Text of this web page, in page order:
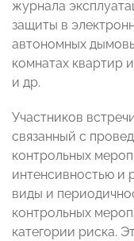
журнала
защиты в
автономных
комнатах квартир
и др.
Участников
связанный с
контрольных
интенсивностью и
виды и
контрольных
категории риска.